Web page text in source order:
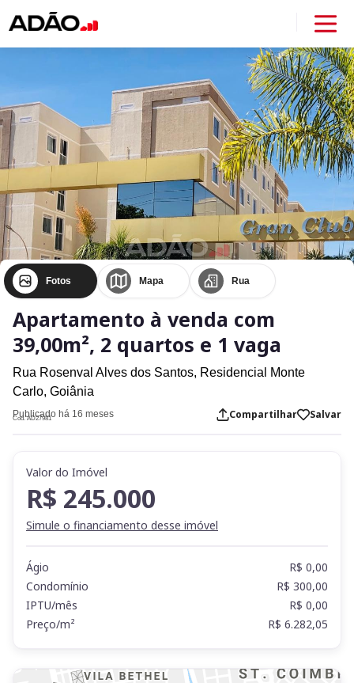
Fotos Mapa Rua
Apartamento à venda com
39,00m², 2 quartos e 1 vaga
Rua Rosenval Alves dos Santos, Residencial Monte
Carlo, Goiânia
Publicado há 16 meses
Cod. AD27981 Compartilhar Salvar
Valor do Imóvel
R$ 245.000
Simule o financiamento desse imóvel
Ágio
R$ 0,00
Condomínio
R$ 300,00
IPTU/mês
R$ 0,00
Preço/m²
R$ 6.282,05